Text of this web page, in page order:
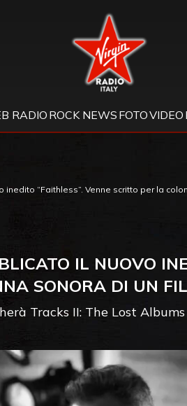
Virgin Radio
RADIO ROCK NEWS FOTOVIDEO
inedito “Faithless”. Venne scritto per la
IL NUOVO
SONORA DI UN
Tracks II: The Lost